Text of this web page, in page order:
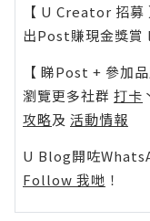
【 U Creator 招募
出Post賺現金獎賞 l
【 睇Post + 參加品
瀏覽更多社群 打卡
攻略及 活動情報
U Blog開咗
Follow 我哋 ！